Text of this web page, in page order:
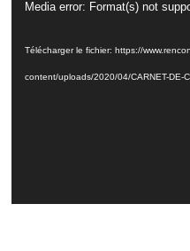
Media error: Format(s) not
Télécharger le fichier: https://
content/uploads/2020/04/CARNET-DE-